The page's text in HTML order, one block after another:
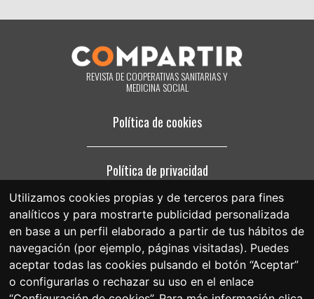
Utilizamos cookies propias y de terceros para fines
analíticos y para mostrarte publicidad personalizada
en base a un perfil elaborado a partir de tus hábitos de
navegación (por ejemplo, páginas visitadas). Puedes
aceptar todas las cookies pulsando el botón “Aceptar”
o configurarlas o rechazar su uso en el enlace
fueron recogidos. Al hacer clic acepta expresamente que podamos
cambiar de opinión en cualquier momento haciendo clic en el enlace
«darme de baja» que hay en el pie de página de cualquier correo
electrónico que reciba de nuestra parte, o poniéndose en contacto
con nosotros en el correo electrónico compartir@fespriu.org.
REVISTA DE COOPERATIVAS SANITARIAS Y
MEDICINA SOCIAL
Política de cookies
Política de privacidad
Aviso legal